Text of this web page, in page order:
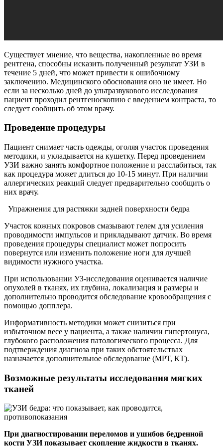
Существует мнение, что вещества, накопленные во время
рентгена, способны исказить полученный результат УЗИ в
течение 5 дней, что может привести к ошибочному
заключению. Медицинского обоснования оно не имеет. Но
если за несколько дней до ультразвукового исследования
пациент проходил рентгеноскопию с введением контраста, то
следует сообщить об этом врачу.
Проведение процедуры
Пациент снимает часть одежды, оголяя участок проведения
методики, и укладывается на кушетку. Перед проведением
УЗИ важно занять комфортное положение и расслабиться, так
как процедура может длиться до 10-15 минут. При наличии
аллергических реакций следует предварительно сообщить о
них врачу.
Упражнения для растяжки задней поверхности бедра
Участок кожных покровов смазывают гелем для усиления
проводимости импульсов и прикладывают датчик. Во время
проведения процедуры специалист может попросить
повернутся или изменить положение ноги для лучшей
видимости нужного участка.
При использовании УЗ-исследования оценивается наличие
опухолей в тканях, их глубина, локализация и размеры и
дополнительно проводится обследование кровообращения с
помощью допплера.
Информативность методики может снизиться при
избыточном весе у пациента, а также наличии гипертонуса,
глубокого расположения патологического процесса. Для
подтверждения диагноза при таких обстоятельствах
назначается дополнительное обследование (МРТ, КТ).
Возможные результаты исследования мягких
тканей
При диагностировании переломов и ушибов бедренной
кости УЗИ показывает скопление жидкости в тканях.